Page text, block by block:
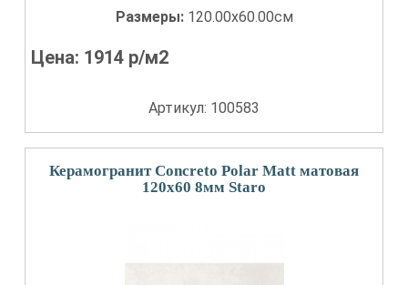
Размеры: 120.00x60.00см
Цена: 1914 р/м2
Артикул: 100583
Керамогранит Concreto Polar Matt матовая
120x60 8мм Staro